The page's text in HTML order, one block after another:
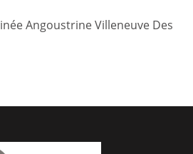
Angoustrine Villeneuve Des